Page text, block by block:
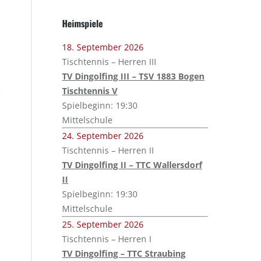
Heimspiele
18. September 2026
Tischtennis – Herren III
TV Dingolfing III – TSV 1883 Bogen
Tischtennis V
Spielbeginn: 19:30
Mittelschule
24. September 2026
Tischtennis – Herren II
TV Dingolfing II – TTC Wallersdorf
II
Spielbeginn: 19:30
Mittelschule
25. September 2026
Tischtennis – Herren I
TV Dingolfing – TTC Straubing